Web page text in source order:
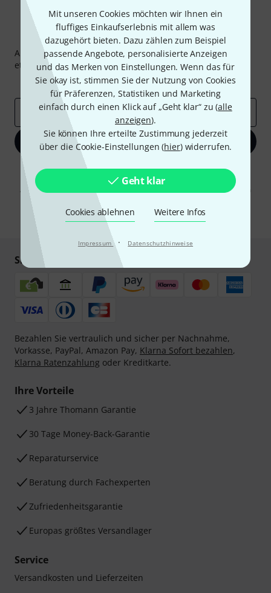
Mit unseren Cookies möchten wir Ihnen ein
fluffiges Einkaufserlebnis mit allem was
dazugehört bieten. Dazu zählen zum Beispiel
passende Angebote, personalisierte Anzeigen
und das Merken von Einstellungen. Wenn das für
Sie okay ist, stimmen Sie der Nutzung von Cookies
für Präferenzen, Statistiken und Marketing
einfach durch einen Klick auf „Geht klar“ zu (alle
anzeigen).
Sie können Ihre erteilte Zustimmung jederzeit
über die Cookie-Einstellungen (hier) widerrufen.
Geht klar
Cookies ablehnen Weitere Infos
Impressum · Datenschutzhinweise
Thomann Newsletter
Abonniere den Thomann Newsletter und gewinne mit
etwas Glück einen von50 Gutscheinenüber jeweils50€
Inspirierende Beiträge
Deals Thomann Insights
E-Mail-Adresse*
Jetzt anmelden
Mit Klick auf „Jetzt anmelden“ stimmen Sie dem Erhalt von E-Mail-
Werbung und einer Messung des E-Mail-Nutzungsverhaltens zu. Die
Abmeldung ist jederzeit möglich. Weitere Informationen finden Sie in
unseren
* Pflichtfeld
Sicher einkaufen & bezahlen
Bezahlen Sie vertraulich und sicher per Nachnahme,
Vorkasse, PayPal, Amazon Pay, Klarna Sofort bezahlen,
Klarna Ratenzahlung oder Kreditkarte.
Ihre Vorteile
3 Jahre Thomann Garantie
30 Tage Money-Back-Garantie
Reparaturservice
Beratung durch Fachexperten
Zufriedenheitsgarantie
Europas größtes Versandlager
Service
Versandkosten und Lieferzeiten